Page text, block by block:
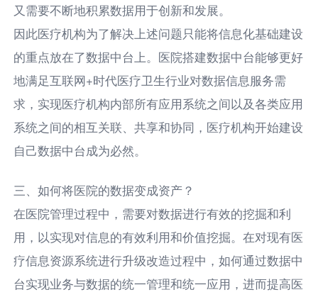
又需要不断地积累数据用于创新和发展。
因此医疗机构为了解决上述问题只能将信息化基础建设
的重点放在了数据中台上。医院搭建数据中台能够更好
地满足互联网+时代医疗卫生行业对数据信息服务需
求，实现医疗机构内部所有应用系统之间以及各类应用
系统之间的相互关联、共享和协同，医疗机构开始建设
自己数据中台成为必然。
三、如何将医院的数据变成资产？
在医院管理过程中，需要对数据进行有效的挖掘和利
用，以实现对信息的有效利用和价值挖掘。在对现有医
疗信息资源系统进行升级改造过程中，如何通过数据中
台实现业务与数据的统一管理和统一应用，进而提高医